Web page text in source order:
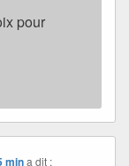
pour
min a dit :